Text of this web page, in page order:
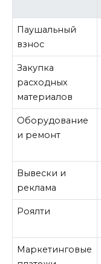
Паушальный
взнос
Закупка
расходных
материалов
Оборудование
и ремонт
Вывески и
реклама
Роялти
Маркетинговые